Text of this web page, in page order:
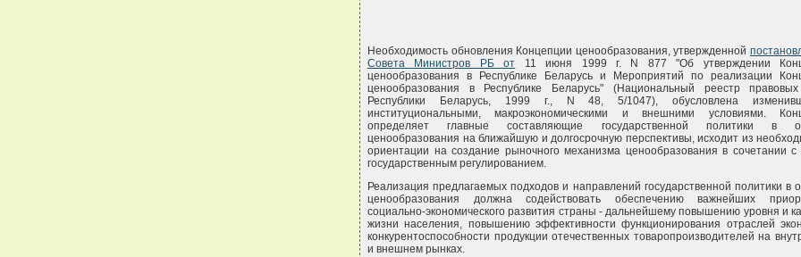
Необходимость обновления Концепции ценообразования, утвержденной
Совета Министров РБ от 11 июня 1999 г. N 877 "Об утверждении
ценообразования в Республике Беларусь и Мероприятий по реализации
ценообразования в Республике Беларусь" (Национальный реестр
Республики Беларусь, 1999 г., N 48, 5/1047), обусловлена
институциональными, макроэкономическими и внешними условиями.
определяет главные составляющие государственной политики в
ценообразования на ближайшую и долгосрочную перспективы, исходит из
ориентации на создание рыночного механизма ценообразования в сочетании с
государственным регулированием.
Реализация предлагаемых подходов и направлений государственной политики в
ценообразования должна содействовать обеспечению важнейших
социально-экономического развития страны - дальнейшему повышению уровня и
жизни населения, повышению эффективности функционирования отраслей
конкурентоспособности продукции отечественных товаропроизводителей на
и внешнем рынках.